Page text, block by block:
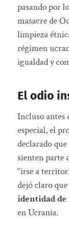
pasando por
masacre de
limpieza
régimen
igualdad y
El odio
Incluso
especial, el
declarado
sienten parte
“irse a
dejó claro que
identidad de
en Ucrania.